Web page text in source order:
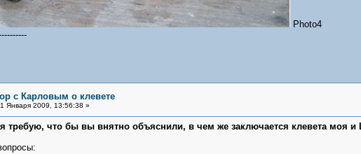
Photo4
с Карловым о клевете
Января 2009, 13:56:38 »
я требую, что бы вы внятно объяснили, в чем же заключается клевета моя и